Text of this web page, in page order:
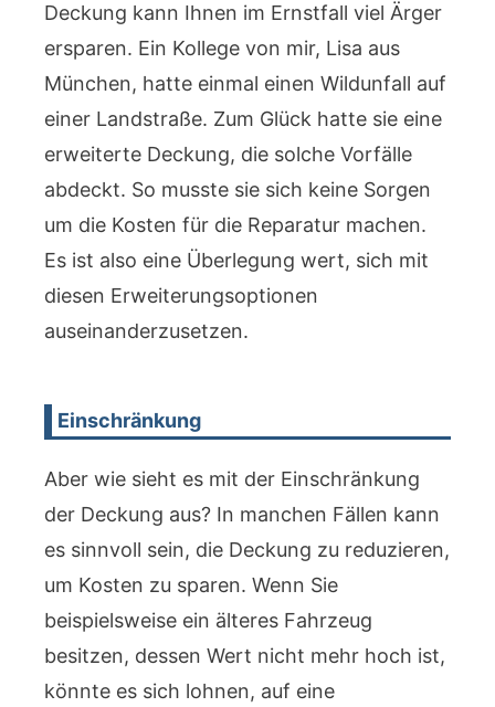
Deckung kann Ihnen im Ernstfall viel Ärger
ersparen. Ein Kollege von mir, Lisa aus
München, hatte einmal einen Wildunfall auf
einer Landstraße. Zum Glück hatte sie eine
erweiterte Deckung, die solche Vorfälle
abdeckt. So musste sie sich keine Sorgen
um die Kosten für die Reparatur machen.
Es ist also eine Überlegung wert, sich mit
diesen Erweiterungsoptionen
auseinanderzusetzen.
Einschränkung
Aber wie sieht es mit der Einschränkung
der Deckung aus? In manchen Fällen kann
es sinnvoll sein, die Deckung zu reduzieren,
um Kosten zu sparen. Wenn Sie
beispielsweise ein älteres Fahrzeug
besitzen, dessen Wert nicht mehr hoch ist,
könnte es sich lohnen, auf eine